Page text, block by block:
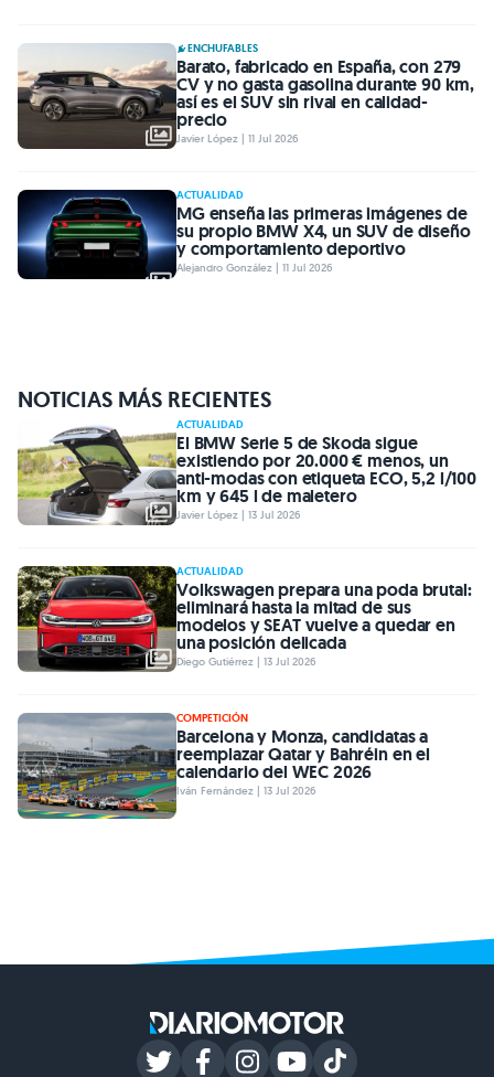
ENCHUFABLES
Barato, fabricado en España, con 279
CV y no gasta gasolina durante 90 km,
así es el SUV sin rival en calidad-
precio
Javier López | 11 Jul 2026
ACTUALIDAD
MG enseña las primeras imágenes de
su propio BMW X4, un SUV de diseño
y comportamiento deportivo
Alejandro González | 11 Jul 2026
NOTICIAS MÁS RECIENTES
ACTUALIDAD
El BMW Serie 5 de Skoda sigue
existiendo por 20.000 € menos, un
anti-modas con etiqueta ECO, 5,2 l/100
km y 645 l de maletero
Javier López | 13 Jul 2026
ACTUALIDAD
Volkswagen prepara una poda brutal:
eliminará hasta la mitad de sus
modelos y SEAT vuelve a quedar en
una posición delicada
Diego Gutiérrez | 13 Jul 2026
COMPETICIÓN
Barcelona y Monza, candidatas a
reemplazar Qatar y Bahréin en el
calendario del WEC 2026
Iván Fernández | 13 Jul 2026